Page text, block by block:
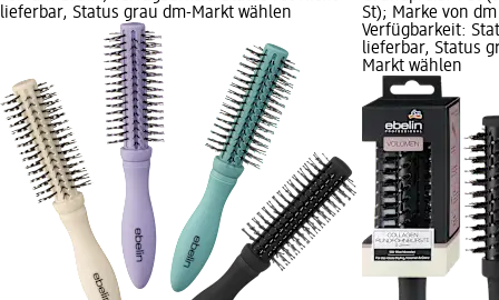
lieferbar, Status grau dm-Markt wählen
St); Marke von
Verfügbarkeit:
lieferbar, Status
Markt wählen